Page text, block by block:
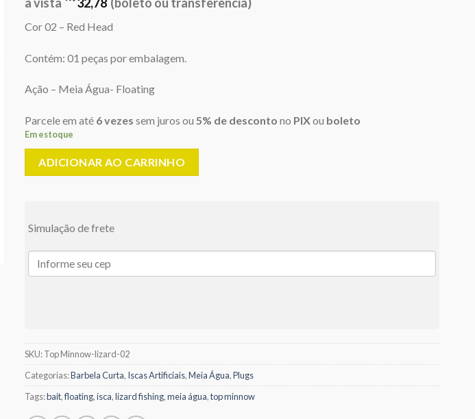
Cor 02 – Red Head
Contém: 01 peças por embalagem.
Ação – Meia Água- Floating
Parcele em até 6 vezes sem juros ou 5% de desconto no PIXou boleto
Em estoque
ADICIONAR AO CARRINHO
Simulação de frete
SKU:Top Minnow-lizard-02
Categorias:Barbela Curta, Iscas Artificiais,Meia Água,Plugs
Tags:bait,floating,isca,lizard fishing,meia água,top minnow